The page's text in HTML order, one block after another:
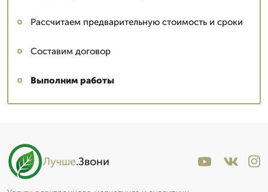
Рассчитаем предварительную стоимость и сроки
Составим договор
Выполним работы
Лучше.Звони